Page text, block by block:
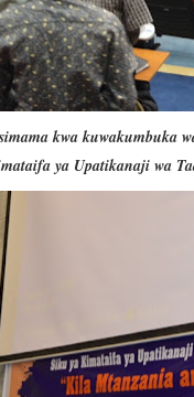
kwa kuwakumbuka
ya Upatikanaji wa